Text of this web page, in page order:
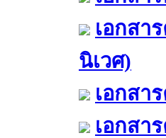
เอกสา
นิเวศ)
เอกสา
เอกสา